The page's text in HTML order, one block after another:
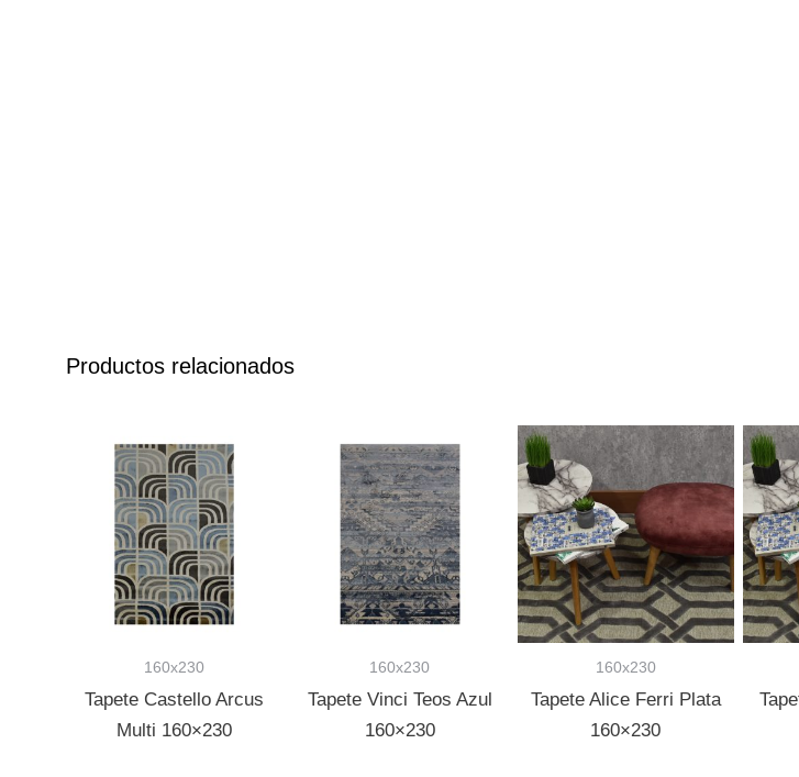
Productos relacionados
160x230
Tapete Castello Arcus
Multi 160×230
160x230
Tapete Vinci Teos Azul
160×230
160x230
Tapete Alice Ferri Plata
160×230